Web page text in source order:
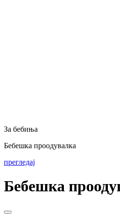
За бебиња
Бебешка проодувалка
прегледај
Бебешка